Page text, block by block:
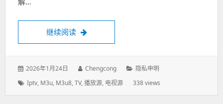
继续阅读 《TV源检测器》隐私申明“TV Finder”
发
于：
2026年1月24日
作
者：
Chengcong
分
隐私申明
标
Iptv, M3u, M3u8,TV,播放源, 电视源 338 views